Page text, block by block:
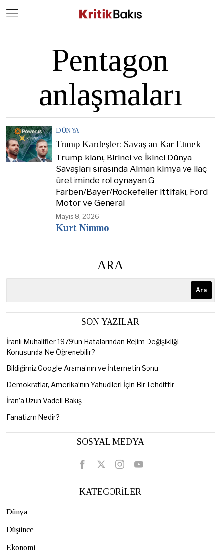
Pentagon
anlaşmaları
DÜNYA
Trump Kardeşler: Savaştan Kar Etmek
Trump klanı, Birinci ve İkinci Dünya
Savaşları sırasında Alman kimya ve ilaç
üretiminde rol oynayan G
Farben/Bayer/Rockefeller ittifakı, Ford
Motor ve General
Mayıs 8, 2026
Kurt Nimmo
ARA
Ara
SON YAZILAR
İranlı Muhalifler 1979’un Hatalarından Rejim Değişikliği
Konusunda Ne Öğrenebilir?
Bildiğimiz Google Arama’nın ve İnternetin Sonu
Demokratlar, Amerika’nın Yahudileri İçin Bir Tehdittir
İran’a Uzun Vadeli Bakış
Fanatizm Nedir?
SOSYAL MEDYA
KATEGORİLER
Dünya
Düşünce
Ekonomi